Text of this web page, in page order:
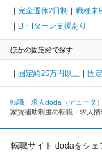
完全週休2日制
職種未
U・Iターン支援あり
ほかの固定給で探す
固定給25万円以上 固
転職・求人doda（デューダ
家賃補助制度の転職・求人情
転職サイト dodaをシェ